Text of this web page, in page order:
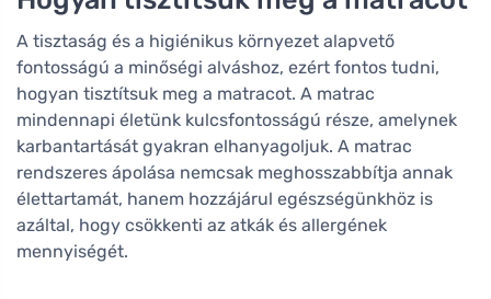
A tisztaság és a higiénikus környezet alapvető
fontosságú a minőségi alváshoz, ezért fontos tudni,
hogyan tisztítsuk meg a matracot. A matrac
mindennapi életünk kulcsfontosságú része, amelynek
karbantartását gyakran elhanyagoljuk. A matrac
rendszeres ápolása nemcsak meghosszabbítja annak
élettartamát, hanem hozzájárul egészségünkhöz is
azáltal, hogy csökkenti az atkák és allergének
mennyiségét.